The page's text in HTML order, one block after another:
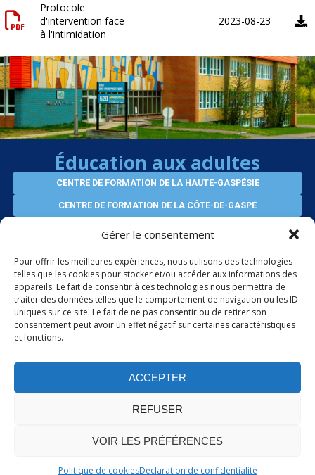
Gérer le consentement
Pour offrir les meilleures expériences, nous utilisons des technologies
telles que les cookies pour stocker et/ou accéder aux informations des
appareils. Le fait de consentir à ces technologies nous permettra de
traiter des données telles que le comportement de navigation ou les ID
uniques sur ce site. Le fait de ne pas consentir ou de retirer son
consentement peut avoir un effet négatif sur certaines caractéristiques
et fonctions.
ACCEPTER
REFUSER
VOIR LES PRÉFÉRENCES
Politique de cookiesDéclaration de confidentialité
Protocole
d'intervention face
à l'intimidation
2023-08-23
Éducation aux adultes
CENTRE DE FORMATION DE LA HAUTE-GASPÉSIE
CENTRE DE FORMATION DE LA CÔTE-DE-GASPÉ
SERVICES AUX ENTREPRISES
ÉLÈVES INTERNATIONAUX
© Gouvernement du Québec - 2026.